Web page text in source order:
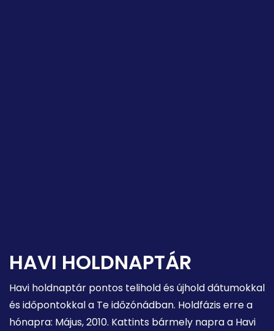
HAVI HOLDNAPTÁR
Havi holdnaptár pontos telihold és újhold dátumokkal
és időpontokkal a Te időzónádban. Holdfázis erre a
hónapra: Május, 2010. Kattints bármely napra a Havi